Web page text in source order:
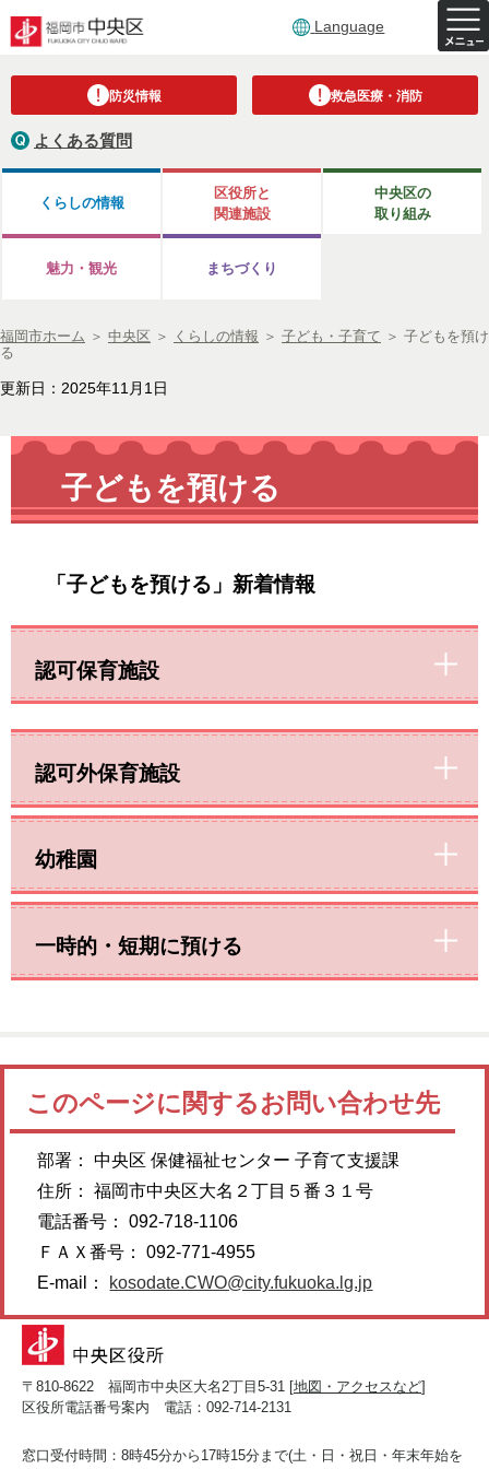
Language
防災情報 救急医療・消防
よくある質問
くらしの情報
区役所と
関連施設
中央区の
取り組み
魅力・観光 まちづくり
福岡市ホーム ＞ 中央区 ＞ くらしの情報 ＞ 子ども・子育て ＞ 子どもを預け
る
更新日：2025年11月1日
子どもを預ける
「子どもを預ける」新着情報
認可保育施設
認可外保育施設
幼稚園
一時的・短期に預ける
このページに関するお問い合わせ先
部署： 中央区 保健福祉センター 子育て支援課
住所： 福岡市中央区大名２丁目５番３１号
電話番号： 092-718-1106
ＦＡＸ番号： 092-771-4955
E-mail： kosodate.CWO@city.fukuoka.lg.jp
〒810-8622 福岡市中央区大名2丁目5-31 [地図・アクセスなど]
区役所電話番号案内 電話：092-714-2131
窓口受付時間：8時45分から17時15分まで(土・日・祝日・年末年始を